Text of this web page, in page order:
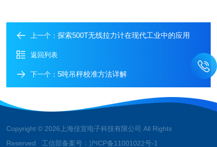
上一个：探索500T无线拉力计在现代工业中的应用
返回列表
下一个：5吨吊秤校准方法详解
Copyright © 2026上海佳宜电子科技有限公司 All Rights
Reserved 工信部备案号：沪ICP备11001022号-1